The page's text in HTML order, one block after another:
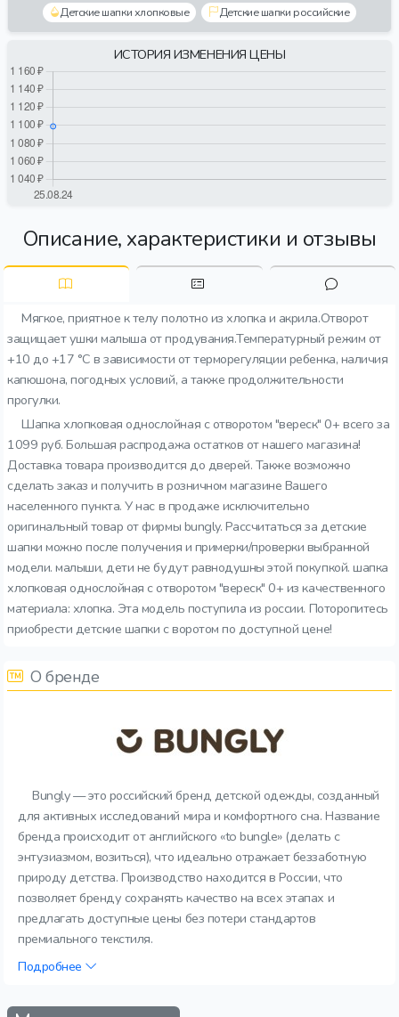
Детские шапки хлопковые
Детские шапки российские
ИСТОРИЯ ИЗМЕНЕНИЯ ЦЕНЫ
Описание, характеристики и отзывы
Мягкое, приятное к телу полотно из хлопка и акрила.Отворот
защищает ушки малыша от продувания.Температурный режим от
+10 до +17 °C в зависимости от терморегуляции ребенка, наличия
капюшона, погодных условий, а также продолжительности
прогулки.
Шапка хлопковая однослойная с отворотом "вереск" 0+ всего за
1099 руб. Большая распродажа остатков от нашего магазина!
Доставка товара производится до дверей. Также возможно
сделать заказ и получить в розничном магазине Вашего
населенного пункта. У нас в продаже исключительно
оригинальный товар от фирмы bungly. Рассчитаться за детские
шапки можно после получения и примерки/проверки выбранной
модели. малыши, дети не будут равнодушны этой покупкой. шапка
хлопковая однослойная с отворотом "вереск" 0+ из качественного
материала: хлопка. Эта модель поступила из россии. Поторопитесь
приобрести детские шапки с воротом по доступной цене!
О бренде
Bungly — это российский бренд детской одежды, созданный
для активных исследований мира и комфортного сна. Название
бренда происходит от английского «to bungle» (делать с
энтузиазмом, возиться), что идеально отражает беззаботную
природу детства. Производство находится в России, что
позволяет бренду сохранять качество на всех этапах и
предлагать доступные цены без потери стандартов
премиального текстиля.
Подробнее